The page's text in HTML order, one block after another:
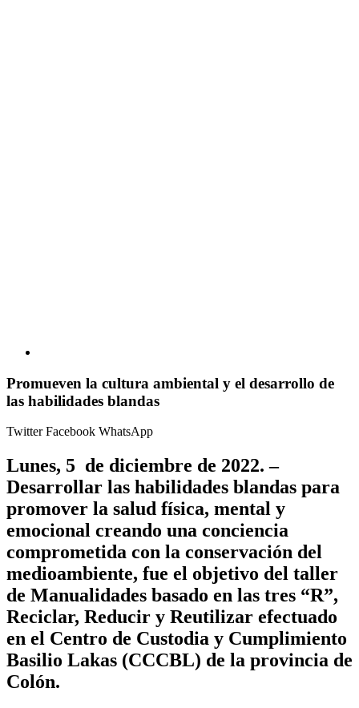
Promueven la cultura ambiental y el desarrollo de
las habilidades blandas
TwitterFacebook WhatsApp
Lunes, 5 de diciembre de 2022. –
Desarrollar las habilidades blandas para
promover la salud física, mental y
emocional creando una conciencia
comprometida con la conservación del
medioambiente, fue el objetivo del taller
de Manualidades basado en las tres “R”,
Reciclar, Reducir y Reutilizar efectuado
en el Centro de Custodia y Cumplimiento
Basilio Lakas (CCCBL) de la provincia de
Colón.